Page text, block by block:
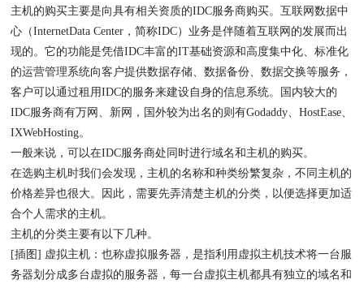
主机的购买主要是向具有相关资质的IDC服务商购买。互联网数据中
心（InternetData Center，简称IDC）业务是伴随着互联网的发展而出
现的。它的功能是凭借IDC丰富的IT基础资源和高度集中化、标准化
的运营管理系统向客户提供数据存储、数据备份、数据交换等服务，
客户可以通过租用IDC的服务来建设自身的信息系统。国内较大的
IDC服务商有万网、新网，国外较为出名的则有Godaddy、HostEase、
IXWebHosting。
一般来说，可以在IDC服务商处同时进行域名和主机的购买。
在选购主机时我们会发现，主机的名称和种类纷繁复杂，不同主机的
价格差异也很大。因此，需要先弄清楚主机的分类，以便选择更加适
合个人需求的主机。
主机的分类主要有以下几种。
[插图] 虚拟主机：也称虚拟服务器，是指利用虚拟主机技术将一台服
务器划分成多台虚拟的服务器，每一台虚拟主机都具有独立的域名和